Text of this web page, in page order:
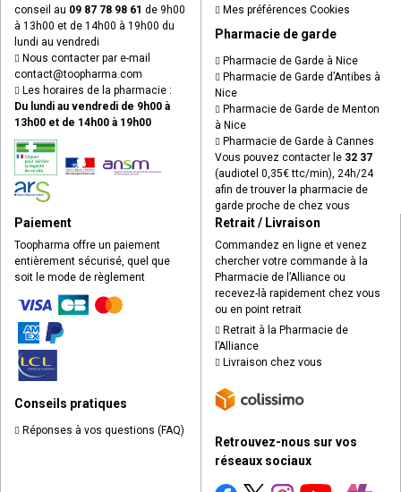
conseil au 09 87 78 98 61 de 9h00
à 13h00 et de 14h00 à 19h00 du
lundi au vendredi
Nous contacter par e-mail
contact@toopharma.com
Les horaires de la pharmacie :
Du lundi au vendredi de 9h00 à
13h00 et de 14h00 à 19h00
Mes préférences Cookies
Pharmacie de garde
Pharmacie de Garde à Nice
Pharmacie de Garde d’Antibes à
Nice
Pharmacie de Garde de Menton
à Nice
Pharmacie de Garde à Cannes
Vous pouvez contacter le 32 37
(audiotel 0,35€ ttc/min), 24h/24
afin de trouver la pharmacie de
garde proche de chez vous
Paiement
Toopharma offre un paiement
entièrement sécurisé, quel que
soit le mode de règlement
Conseils pratiques
Réponses à vos questions (FAQ)
Retrait / Livraison
Commandez en ligne et venez
chercher votre commande à la
Pharmacie de l’Alliance ou
recevez-là rapidement chez vous
ou en point retrait
Retrait à la Pharmacie de
l’Alliance
Livraison chez vous
Retrouvez-nous sur vos
réseaux sociaux